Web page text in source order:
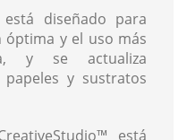
diseñado para
y el uso más
y se actualiza
y sustratos
está